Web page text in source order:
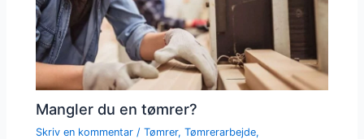
Mangler du en tømrer?
Skriv en kommentar /Tømrer,Tømrerarbejde,